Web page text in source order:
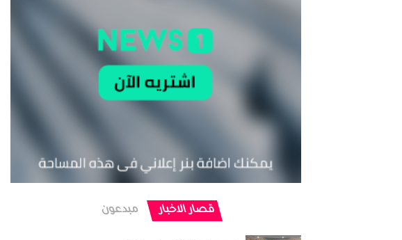
قصار الاخبار مبدعون